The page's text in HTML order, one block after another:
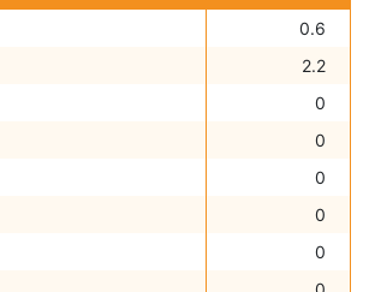
0.6
2.2
0
0
0
0
0